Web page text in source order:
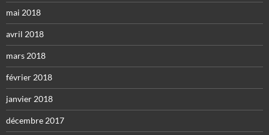
mai 2018
avril 2018
mars 2018
février 2018
janvier 2018
décembre 2017